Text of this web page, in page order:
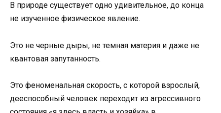
В природе существует одно удивительное, до конца
не изученное физическое явление.
Это не черные дыры, не темная материя и даже не
квантовая запутанность.
Это феноменальная скорость, с которой взрослый,
дееспособный человек переходит из агрессивного